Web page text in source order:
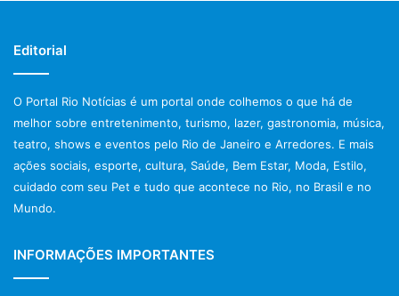
Editorial
O Portal Rio Notícias é um portal onde colhemos o que há de
melhor sobre entretenimento, turismo, lazer, gastronomia, música,
teatro, shows e eventos pelo Rio de Janeiro e Arredores. E mais
ações sociais, esporte, cultura, Saúde, Bem Estar, Moda, Estilo,
cuidado com seu Pet e tudo que acontece no Rio, no Brasil e no
Mundo.
INFORMAÇÕES IMPORTANTES